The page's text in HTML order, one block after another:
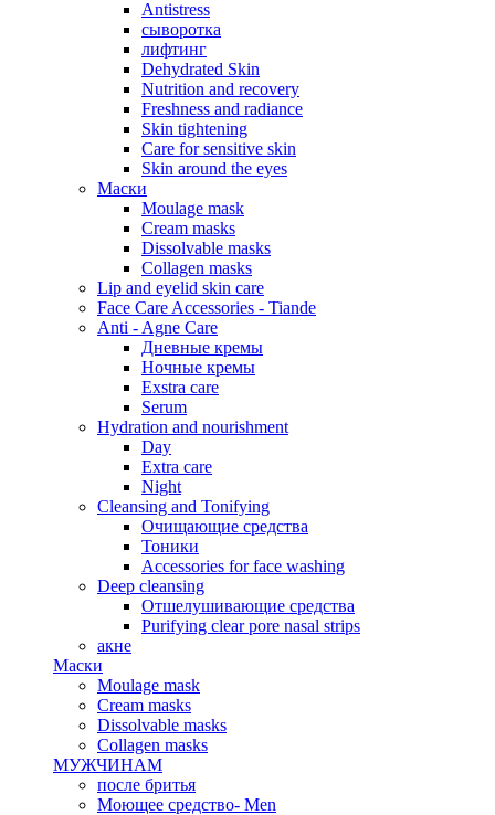
Antistress
сыворотка
лифтинг
Dehydrated Skin
Nutrition and recovery
Freshness and radiance
Skin tightening
Care for sensitive skin
Skin around the eyes
Маски
Moulage mask
Cream masks
Dissolvable masks
Collagen masks
Lip and eyelid skin care
Face Care Accessories - Tiande
Anti - Agne Care
Дневные кремы
Ночные кремы
Exstra care
Serum
Hydration and nourishment
Day
Extra care
Night
Cleansing and Tonifying
Очищающие средства
Тоники
Accessories for face washing
Deep cleansing
Отшелушивающие средства
Purifying clear pore nasal strips
акне
Маски
Moulage mask
Cream masks
Dissolvable masks
Collagen masks
МУЖЧИНАМ
после бритья
Моющее средство- Men